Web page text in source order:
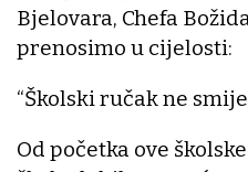
Bjelovara, Chefa
prenosimo u cijelosti:
“Školski ručak ne
Od početka ove